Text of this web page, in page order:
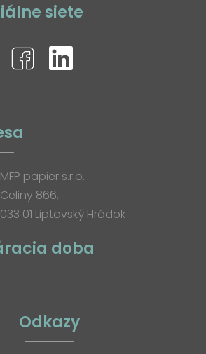
siete
MFP papier s.r.o.
Celiny 866,
033 01 Liptovský Hrádok
doba
Odkazy